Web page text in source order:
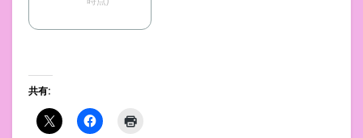
共有: